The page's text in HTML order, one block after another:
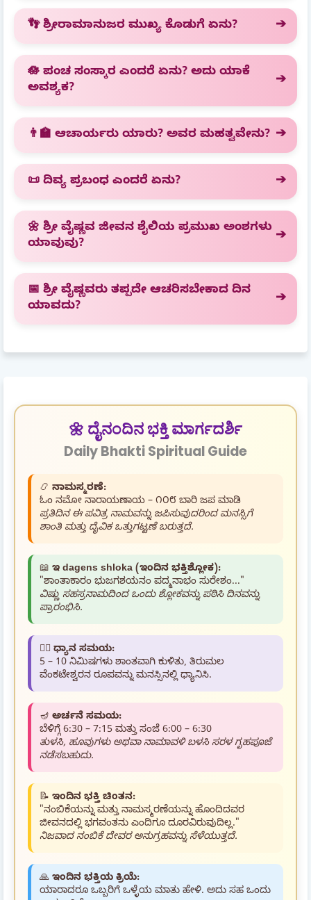
👣 ಶ್ರೀರಾಮಾನುಜರ ಮುಖ್ಯ ಕೊಡುಗೆ ಏನು?
🪷 ಪಂಚ ಸಂಸ್ಕಾರ ಎಂದರೆ ಏನು? ಅದು ಯಾಕೆ
ಅವಶ್ಯಕ?
👨‍🏫 ಆಚಾರ್ಯರು ಯಾರು? ಅವರ ಮಹತ್ವವೇನು?
📜 ದಿವ್ಯ ಪ್ರಬಂಧ ಎಂದರೆ ಏನು?
🌼 ಶ್ರೀ ವೈಷ್ಣವ ಜೀವನ ಶೈಲಿಯ ಪ್ರಮುಖ ಅಂಶಗಳು
ಯಾವುವು?
📅 ಶ್ರೀ ವೈಷ್ಣವರು ತಪ್ಪದೇ ಆಚರಿಸಬೇಕಾದ ದಿನ
ಯಾವದು?
🌼 ದೈನಂದಿನ ಭಕ್ತಿ ಮಾರ್ಗದರ್ಶಿ
Daily Bhakti Spiritual Guide
📿 ನಾಮಸ್ಮರಣೆ:
ಓಂ ನಮೋ ನಾರಾಯಣಾಯ – ೧೦೮ ಬಾರಿ ಜಪ ಮಾಡಿ
ಪ್ರತಿದಿನ ಈ ಪವಿತ್ರ ನಾಮವನ್ನು ಜಪಿಸುವುದರಿಂದ ಮನಸ್ಸಿಗೆ
ಶಾಂತಿ ಮತ್ತು ದೈವಿಕ ಒತ್ತುಗಟ್ಟಣೆ ಬರುತ್ತದೆ.
📖 ಇ dagens shloka (ಇಂದಿನ ಭಕ್ತಿಶ್ಲೋಕ):
"ಶಾಂತಾಕಾರಂ ಭುಜಗಶಯನಂ ಪದ್ಮನಾಭಂ ಸುರೇಶಂ..."
ವಿಷ್ಣು ಸಹಸ್ರನಾಮದಿಂದ ಒಂದು ಶ್ಲೋಕವನ್ನು ಪಠಿಸಿ ದಿನವನ್ನು
ಪ್ರಾರಂಭಿಸಿ.
🧘‍♂️ ಧ್ಯಾನ ಸಮಯ:
5 – 10 ನಿಮಿಷಗಳು ಶಾಂತವಾಗಿ ಕುಳಿತು, ತಿರುಮಲ
ವೆಂಕಟೇಶ್ವರನ ರೂಪವನ್ನು ಮನಸ್ಸಿನಲ್ಲಿ ಧ್ಯಾನಿಸಿ.
🪔 ಅರ್ಚನೆ ಸಮಯ:
ಬೆಳಿಗ್ಗೆ 6:30 – 7:15 ಮತ್ತು ಸಂಜೆ 6:00 – 6:30
ತುಳಸಿ, ಹೂವುಗಳು ಅಥವಾ ನಾಮಾವಳಿ ಬಳಸಿ ಸರಳ ಗೃಹಪೂಜೆ
ನಡೆಸಬಹುದು.
📝 ಇಂದಿನ ಭಕ್ತಿ ಚಿಂತನ:
"ನಂಬಿಕೆಯನ್ನು ಮತ್ತು ನಾಮಸ್ಮರಣೆಯನ್ನು ಹೊಂದಿದವರ
ಜೀವನದಲ್ಲಿ ಭಗವಂತನು ಎಂದಿಗೂ ದೂರವಿರುವುದಿಲ್ಲ."
ನಿಜವಾದ ನಂಬಿಕೆ ದೇವರ ಅನುಗ್ರಹವನ್ನು ಸೆಳೆಯುತ್ತದೆ.
🙏 ಇಂದಿನ ಭಕ್ತಿಯ ಕ್ರಿಯೆ:
ಯಾರಾದರೂ ಒಬ್ಬರಿಗೆ ಒಳ್ಳೆಯ ಮಾತು ಹೇಳಿ. ಅದು ಸಹ ಒಂದು